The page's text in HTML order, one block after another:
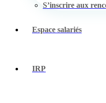
S’inscrire aux
Espace salariés
IRP